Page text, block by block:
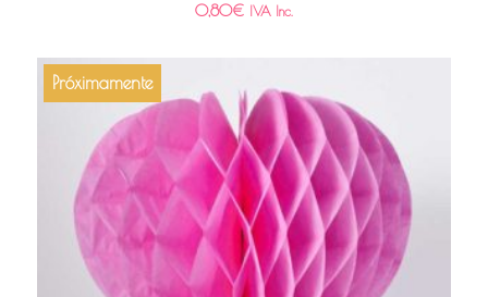
0,80€ IVA Inc.
Próximamente